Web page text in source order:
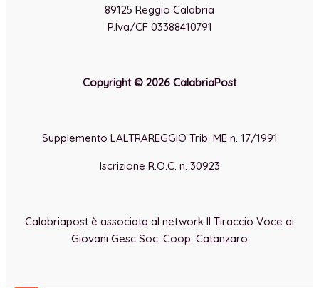
89125 Reggio Calabria
P.Iva/CF 03388410791
Copyright © 2026 CalabriaPost
Supplemento LALTRAREGGIO Trib. ME n. 17/1991
Iscrizione R.O.C. n. 30923
Calabriapost è associata al network Il Tiraccio Voce ai
Giovani Gesc Soc. Coop. Catanzaro